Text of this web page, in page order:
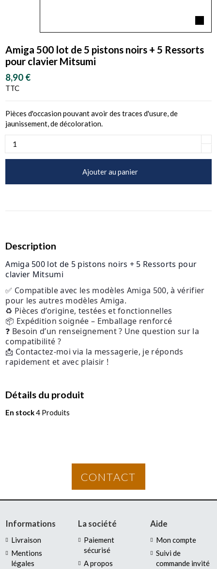
Amiga 500 lot de 5 pistons noirs + 5 Ressorts
pour clavier Mitsumi
8,90 €
TTC
Pièces d'occasion pouvant avoir des traces d'usure, de
jaunissement, de décoloration.
Ajouter au panier
Description
Amiga 500 lot de 5 pistons noirs + 5 Ressorts pour
clavier Mitsumi
✅ Compatible avec les modèles Amiga 500, à vérifier
pour les autres modèles Amiga.
♻️ Pièces d’origine, testées et fonctionnelles
📦 Expédition soignée – Emballage renforcé
❓ Besoin d’un renseignement ? Une question sur la
compatibilité ?
📩 Contactez-moi via la messagerie, je réponds
rapidement et avec plaisir !
Détails du produit
En stock4 Produits
CONTACT
Informations
Livraison
Mentions
légales
La société
Paiement
sécurisé
A propos
Aide
Mon compte
Suivi de
commande invité